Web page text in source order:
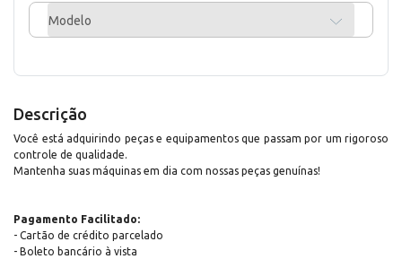
Modelo
Descrição
Você está adquirindo peças e equipamentos que passam por um rigoroso
controle de qualidade.
Mantenha suas máquinas em dia com nossas peças genuínas!
Pagamento Facilitado:
- Cartão de crédito parcelado
- Boleto bancário à vista